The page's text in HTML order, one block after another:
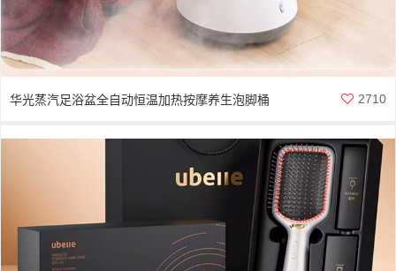
华光蒸汽足浴盆全自动恒温加热按摩养生泡脚桶 2710